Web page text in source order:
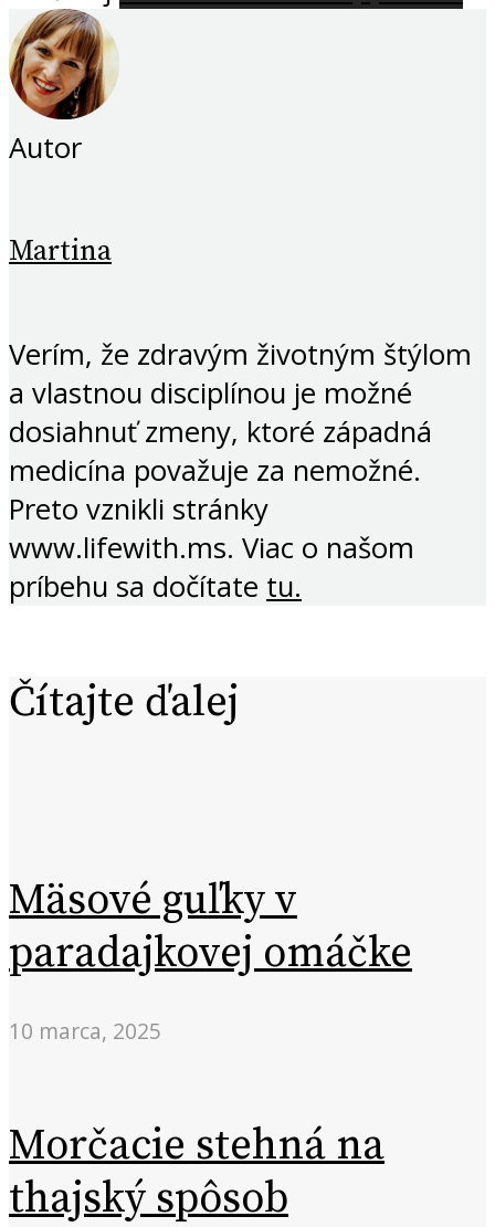
Autor
Martina
Verím, že zdravým životným štýlom
a vlastnou disciplínou je možné
dosiahnuť zmeny, ktoré západná
medicína považuje za nemožné.
Preto vznikli stránky
www.lifewith.ms. Viac o našom
príbehu sa dočítate tu.
Čítajte ďalej
Mäsové guľky v
paradajkovej omáčke
10 marca, 2025
Morčacie stehná na
thajský spôsob